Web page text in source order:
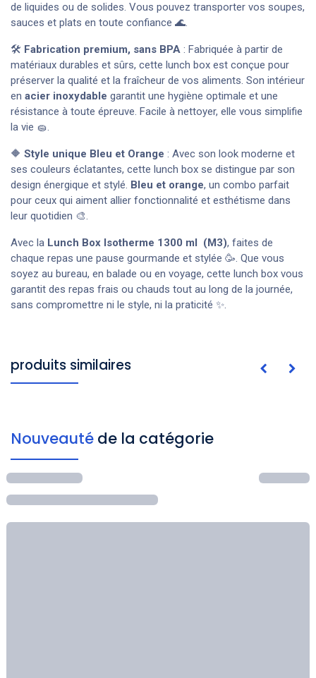
de liquides ou de solides. Vous pouvez transporter vos soupes,
sauces et plats en toute confiance 🌊.
🛠️ Fabrication premium, sans BPA : Fabriquée à partir de
matériaux durables et sûrs, cette lunch box est conçue pour
préserver la qualité et la fraîcheur de vos aliments. Son intérieur
en acier inoxydable garantit une hygiène optimale et une
résistance à toute épreuve. Facile à nettoyer, elle vous simplifie
la vie 🧽.
🔶 Style unique Bleu et Orange : Avec son look moderne et
ses couleurs éclatantes, cette lunch box se distingue par son
design énergique et stylé. Bleu et orange, un combo parfait
pour ceux qui aiment allier fonctionnalité et esthétisme dans
leur quotidien 🎨.
Avec la Lunch Box Isotherme 1300 ml (M3), faites de
chaque repas une pause gourmande et stylée 🥳. Que vous
soyez au bureau, en balade ou en voyage, cette lunch box vous
garantit des repas frais ou chauds tout au long de la journée,
sans compromettre ni le style, ni la praticité ✨.
produits similaires
Nouveauté de la catégorie